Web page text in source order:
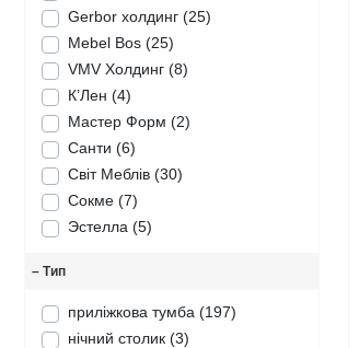
Gerbor холдинг (25)
Mebel Bos (25)
VMV Холдинг (8)
К’Лен (4)
Мастер Форм (2)
Санти (6)
Світ Меблів (30)
Сокме (7)
Эстелла (5)
– Тип
приліжкова тумба (197)
нічний столик (3)